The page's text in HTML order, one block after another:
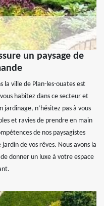
un paysage de
la ville de Plan-les-ouates est
habitez dans ce secteur et
jardinage, n’hésitez pas à vous
et ravies de prendre en main
de nos paysagistes
de vos rêves. Nous avons la
donner un luxe à votre espace